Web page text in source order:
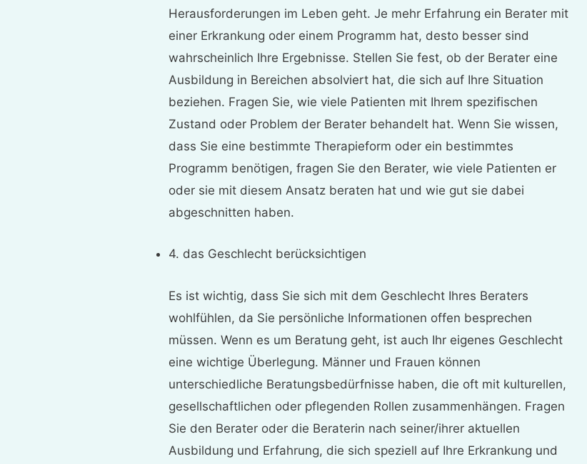
Herausforderungen im Leben geht. Je mehr Erfahrung ein Berater mit
einer Erkrankung oder einem Programm hat, desto besser sind
wahrscheinlich Ihre Ergebnisse. Stellen Sie fest, ob der Berater eine
Ausbildung in Bereichen absolviert hat, die sich auf Ihre Situation
beziehen. Fragen Sie, wie viele Patienten mit Ihrem spezifischen
Zustand oder Problem der Berater behandelt hat. Wenn Sie wissen,
dass Sie eine bestimmte Therapieform oder ein bestimmtes
Programm benötigen, fragen Sie den Berater, wie viele Patienten er
oder sie mit diesem Ansatz beraten hat und wie gut sie dabei
abgeschnitten haben.
4. das Geschlecht berücksichtigen
Es ist wichtig, dass Sie sich mit dem Geschlecht Ihres Beraters
wohlfühlen, da Sie persönliche Informationen offen besprechen
müssen. Wenn es um Beratung geht, ist auch Ihr eigenes Geschlecht
eine wichtige Überlegung. Männer und Frauen können
unterschiedliche Beratungsbedürfnisse haben, die oft mit kulturellen,
gesellschaftlichen oder pflegenden Rollen zusammenhängen. Fragen
Sie den Berater oder die Beraterin nach seiner/ihrer aktuellen
Ausbildung und Erfahrung, die sich speziell auf Ihre Erkrankung und